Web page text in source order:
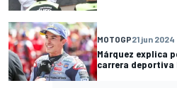
MOTOGP21 jun 2024
Márquez explica
carrera deportiva